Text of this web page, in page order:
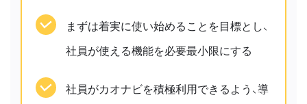
まずは着実に使い始めることを目標とし、
社員が使える機能を必要最小限にする
社員がカオナビを積極利用できるよう、導